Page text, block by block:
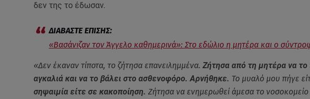
δεν της το έδωσαν.
«Βασάνιζαν τον Άγγελο καθημερινά»: Στο εδώλιο η μητέρα και ο
«Δεν έκαναν τίποτα, το ζήτησα επανειλημμένα. Ζήτησα από τη μητέρα να το
αγκαλιά και να το βάλει στο ασθενοφόρο. Αρνήθηκε. Το μυαλό μου πήγε
σηψαιμία είτε σε κακοποίηση. Ζήτησα να ενημερωθεί άμεσα το νοσοκομείο